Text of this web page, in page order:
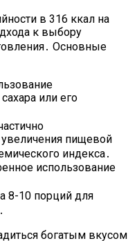
в 316 ккал на
к выбору
Основные
или его
пищевой
индекса․
использование
8-10 порций для
богатым вкусом